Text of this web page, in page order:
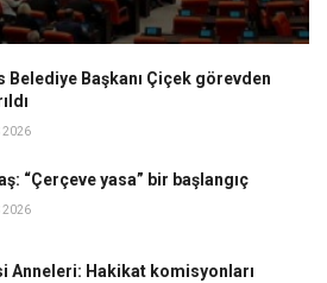
Belediye Başkanı Çiçek görevden
2026
“Çerçeve yasa” bir başlangıç
2026
Anneleri: Hakikat komisyonları